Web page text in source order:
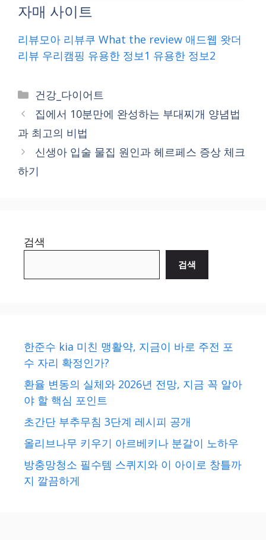
자매 사이트
리뷰모아 리뷰쿠 What the review 애드웹 왓더
리뷰 우리캠핑 유용한 정보1 유용한 정보2
Categories
건강_다이어트
집에서 10분만에 완성하는 부대찌개 양념법
과 최고의 비법
신생아 입술 물집 원인과 헤르페스 증상 체크
하기
검색
검색
한준수 kia 미친 맹활약, 지금이 바로 주전 포
수 자리 확정인가?
환율 변동의 실체와 2026년 전망, 지금 꼭 알아
야 할 핵심 포인트
초간단 부추무침 3단계 레시피 공개
올리브나무 키우기 아르베키나 분갈이 노하우
방충망청소 필수템 스퀴지와 이 아이로 창틀까
지 깔끔하게